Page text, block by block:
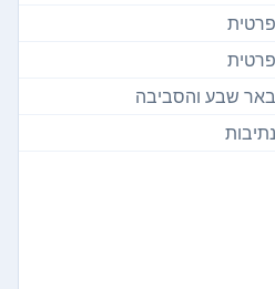
פרטית
פרטית
באר שבע והסביבה
נתיבות